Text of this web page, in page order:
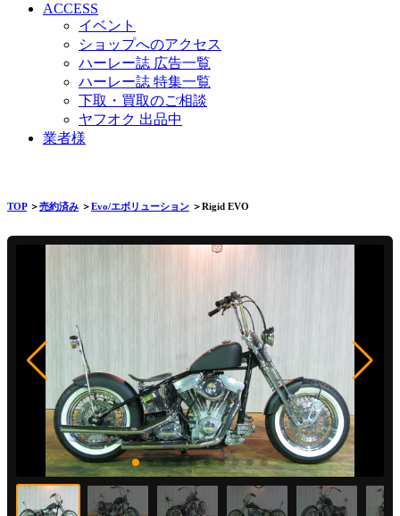
ACCESS
イベント
ショップへのアクセス
ハーレー誌 広告一覧
ハーレー誌 特集一覧
下取・買取のご相談
ヤフオク 出品中
業者様
TOP＞売約済み ＞Evo/エボリューション ＞Rigid EVO